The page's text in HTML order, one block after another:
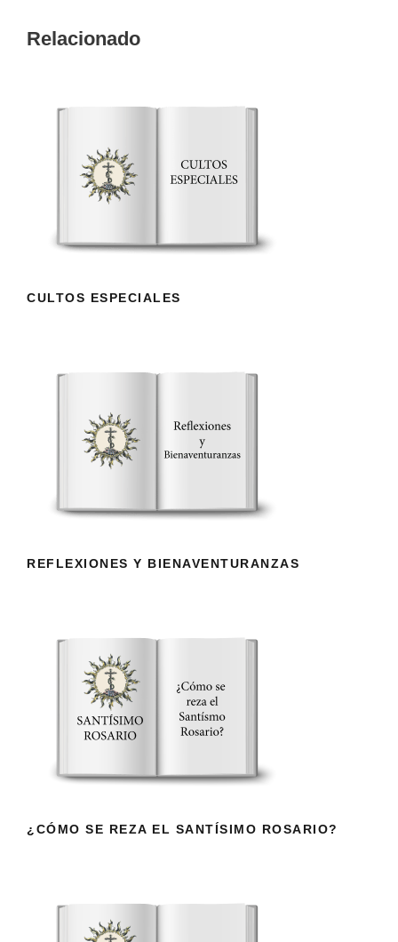
Relacionado
CULTOS ESPECIALES
CULTOS ESPECIALES
REFLEXIONES Y BIENAVENTURANZAS
REFLEXIONES Y BIENAVENTURANZAS
¿CÓMO SE REZA EL SANTÍSIMO
ROSARIO?
¿CÓMO SE REZA EL SANTÍSIMO ROSARIO?